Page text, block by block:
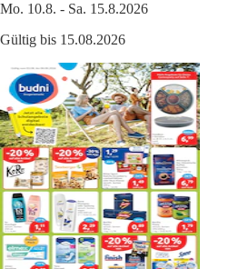
Mo. 10.8. - Sa. 15.8.2026
Gültig bis 15.08.2026